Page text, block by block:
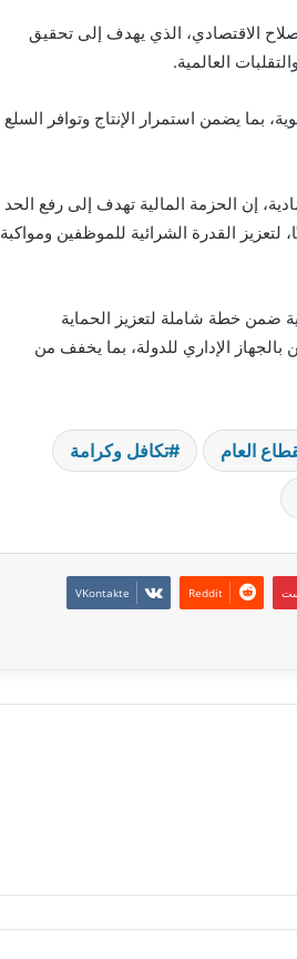
الاقتصادي، الذي يهدف إلى تحقيق
العالمية.
بما يضمن استمرار الإنتاج وتوافر السلع
إن الحزمة المالية تهدف إلى رفع الحد
إلى 8 آلاف جنيه بدلًا من 7 آلاف جنيه حاليًا، لتعزيز القدرة الشرائية للموظفين ومواكبة
ضمن خطة شاملة لتعزيز الحماية
الإداري للدولة، بما يخفف من
العام تكافل وكرامة